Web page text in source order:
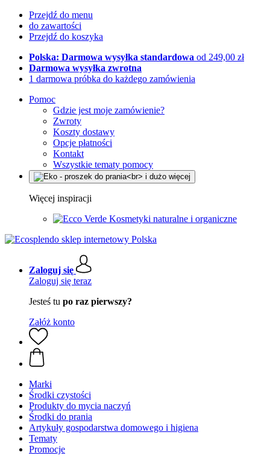
Przejdź do menu
do zawartości
Przejdź do koszyka
Polska: Darmowa wysyłka standardowa od 249,00 zł
Darmowa wysyłka zwrotna
1 darmowa próbka do każdego zamówienia
Pomoc
Gdzie jest moje zamówienie?
Zwroty
Koszty dostawy
Opcje płatności
Kontakt
Wszystkie tematy pomocy
Więcej inspiracji
Kosmetyki naturalne i organiczne
Zaloguj się
Zaloguj się teraz
Jesteś tu po raz pierwszy?
Załóż konto
Marki
Środki czystości
Produkty do mycia naczyń
Środki do prania
Artykuły gospodarstwa domowego i higiena
Tematy
Promocje